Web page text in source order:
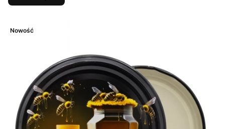
Nowość